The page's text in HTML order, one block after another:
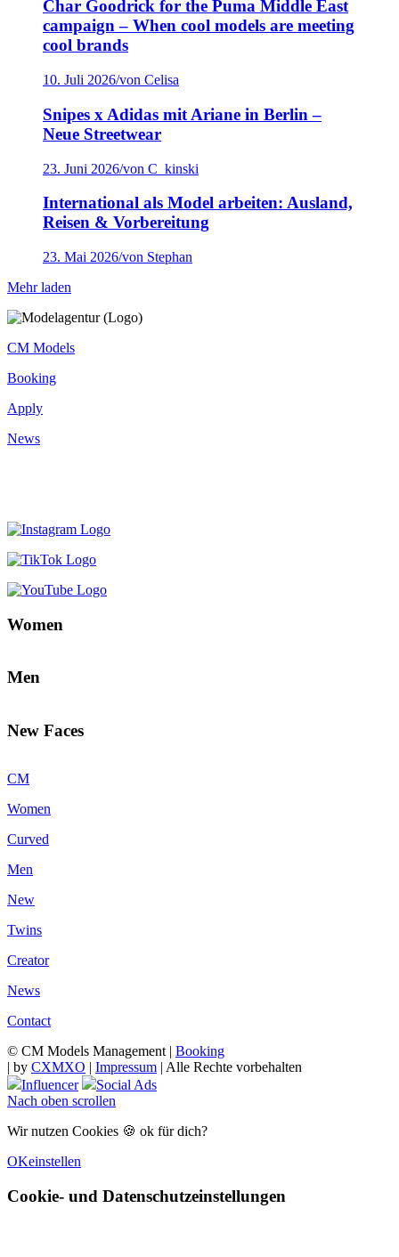
Char Goodrick for the Puma Middle East
campaign – When cool models are meeting
cool brands
10. Juli 2026/von Celisa
Snipes x Adidas mit Ariane in Berlin –
Neue Streetwear
23. Juni 2026/von C_kinski
International als Model arbeiten: Ausland,
Reisen & Vorbereitung
23. Mai 2026/von Stephan
Mehr laden
CM Models
Booking
Apply
News
Women
Men
New Faces
CM
Women
Curved
Men
New
Twins
Creator
News
Contact
© CM Models Management | Booking
| by CXMXO | Impressum | Alle Rechte vorbehalten
Influencer
Social Ads
Nach oben scrollen
Wir nutzen Cookies 🍪 ok für dich?
OKeinstellen
Cookie- und Datenschutzeinstellungen